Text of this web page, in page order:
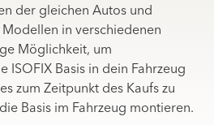
der gleichen Autos und
in verschiedenen
Möglichkeit, um
ISOFIX Basis in dein Fahrzeug
zum Zeitpunkt des Kaufs zu
Basis im Fahrzeug montieren.